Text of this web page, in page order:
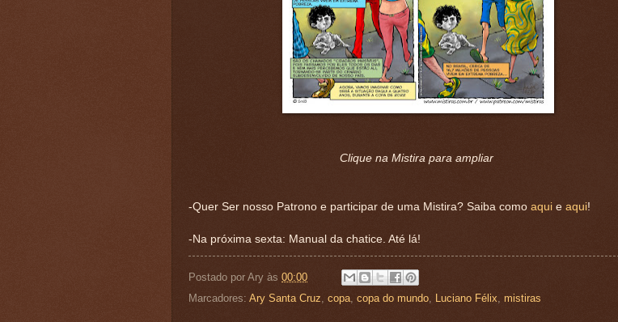
Clique na Mistira para ampliar
-Quer Ser nosso Patrono e participar de uma Mistira? Saiba como aqui e aqui!
-Na próxima sexta: Manual da chatice. Até lá!
Postado por Ary às 00:00
Marcadores: Ary Santa Cruz, copa, copa do mundo, Luciano Félix, mistiras